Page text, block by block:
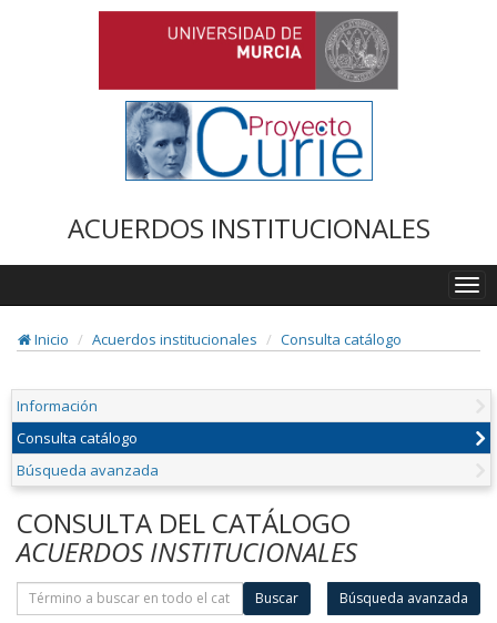
ACUERDOS INSTITUCIONALES
Inicio
Acuerdos institucionales Consulta catálogo
Información
Consulta catálogo
Búsqueda avanzada
CONSULTA DEL CATÁLOGO
ACUERDOS INSTITUCIONALES
Buscar Búsqueda avanzada